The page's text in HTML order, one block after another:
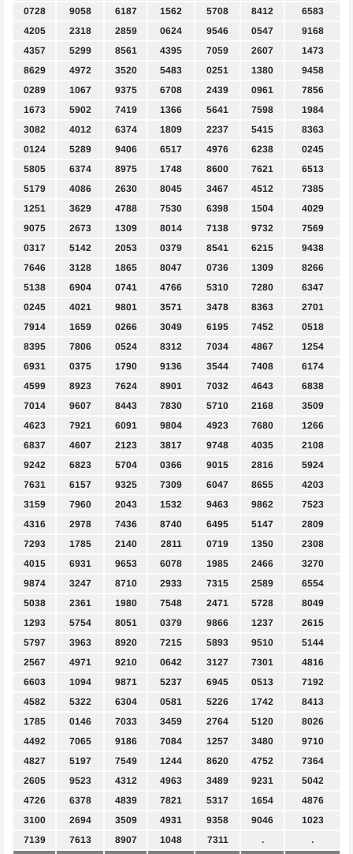
0728
9058 6187 1562 5708 8412
6583
4205
2318 2859 0624 9546 0547
9168
4357
5299 8561 4395 7059 2607
1473
8629
4972 3520 5483 0251 1380
9458
0289
1067 9375 6708 2439 0961
7856
1673
5902 7419 1366 5641 7598
1984
3082
4012 6374 1809 2237 5415
8363
0124
5289 9406 6517 4976 6238
0245
5805
6374 8975 1748 8600 7621
6513
5179
4086 2630 8045 3467 4512
7385
1251
3629 4788 7530 6398 1504
4029
9075
2673 1309 8014 7138 9732
7569
0317
5142 2053 0379 8541 6215
9438
7646
3128 1865 8047 0736 1309
8266
5138
6904 0741 4766 5310 7280
6347
0245
4021 9801 3571 3478 8363
2701
7914
1659 0266 3049 6195 7452
0518
8395
7806 0524 8312 7034 4867
1254
6931
0375 1790 9136 3544 7408
6174
4599
8923 7624 8901 7032 4643
6838
7014
9607 8443 7830 5710 2168
3509
4623
7921 6091 9804 4923 7680
1266
6837
4607 2123 3817 9748 4035
2108
9242
6823 5704 0366 9015 2816
5924
7631
6157 9325 7309 6047 8655
4203
3159
7960 2043 1532 9463 9862
7523
4316
2978 7436 8740 6495 5147
2809
7293
1785 2140 2811 0719 1350
2308
4015
6931 9653 6078 1985 2466
3270
9874
3247 8710 2933 7315 2589
6554
5038
2361 1980 7548 2471 5728
8049
1293
5754 8051 0379 9866 1237
2615
5797
3963 8920 7215 5893 9510
5144
2567
4971 9210 0642 3127 7301
4816
6603
1094 9871 5237 6945 0513
7192
4582
5322 6304 0581 5226 1742
8413
1785
0146 7033 3459 2764 5120
8026
4492
7065 9186 7084 1257 3480
9710
4827
5197 7549 1244 8620 4752
7364
2605
9523 4312 4963 3489 9231
5042
4726
6378 4839 7821 5317 1654
4876
3100
2694 3509 4931 9358 9046
1023
7139
7613 8907 1048 7311 . .